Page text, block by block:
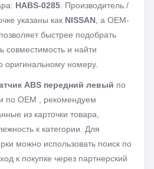
HABS-0285 . Производитель /
указаны как NISSAN , а OEM-
позволяет быстрее подобрать
совместимость и найти
номеру.
ABS передний левый по
по OEM
, рекомендуем
из карточки товара,
к категории. Для
можно использовать поиск по
к покупке через партнерский